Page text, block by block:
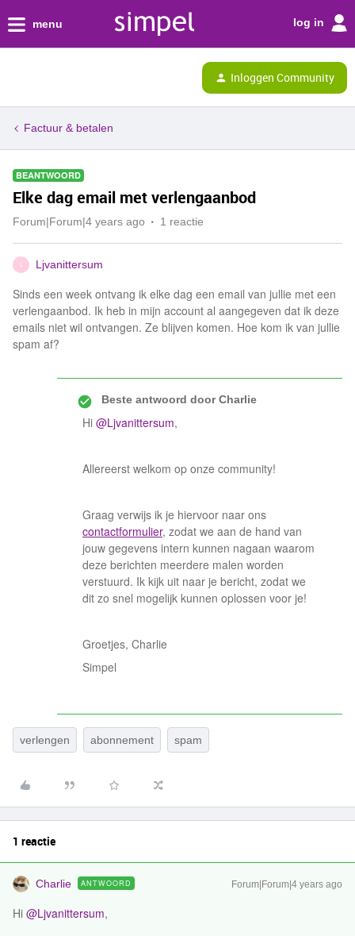
menu log in
Inloggen Community
Factuur & betalen
BEANTWOORD
Elke dag email met verlengaanbod
Forum|Forum|4 years ago 1 reactie
Ljvanittersum
Sinds een week ontvang ik elke dag een email van jullie met een
verlengaanbod. Ik heb in mijn account al aangegeven dat ik deze
emails niet wil ontvangen. Ze blijven komen. Hoe kom ik van jullie
spam af?
Beste antwoord doorCharlie
Hi @Ljvanittersum,
Allereerst welkom op onze community!
Graag verwijs ik je hiervoor naar ons
contactformulier, zodat we aan de hand van
jouw gegevens intern kunnen nagaan waarom
deze berichten meerdere malen worden
verstuurd. Ik kijk uit naar je bericht, zodat we
dit zo snel mogelijk kunnen oplossen voor je!
Groetjes, Charlie
Simpel
verlengen abonnement spam
1 reactie
Charlie ANTWOORD Forum|Forum|4 years ago
Hi @Ljvanittersum,